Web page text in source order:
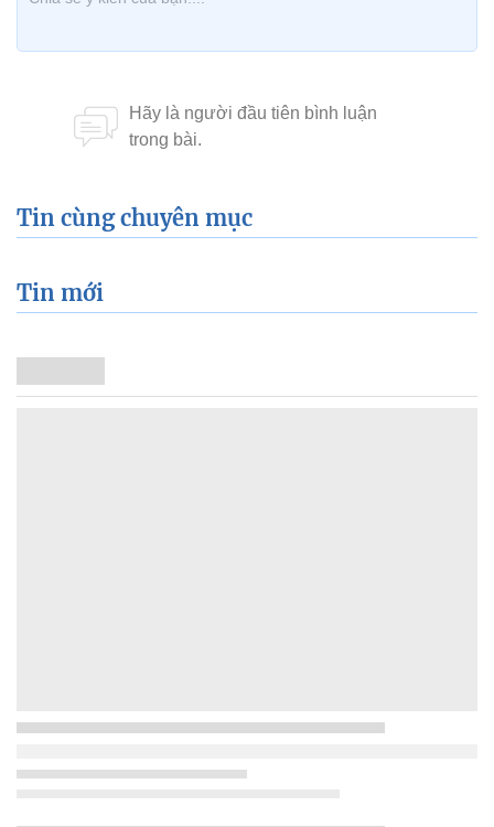
Tin cùng chuyên mục
Tin mới